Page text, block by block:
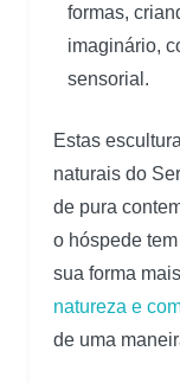
formas,
imaginário,
sensorial.
Estas
naturais do
de pura
o hóspede
sua forma
natureza e
de uma